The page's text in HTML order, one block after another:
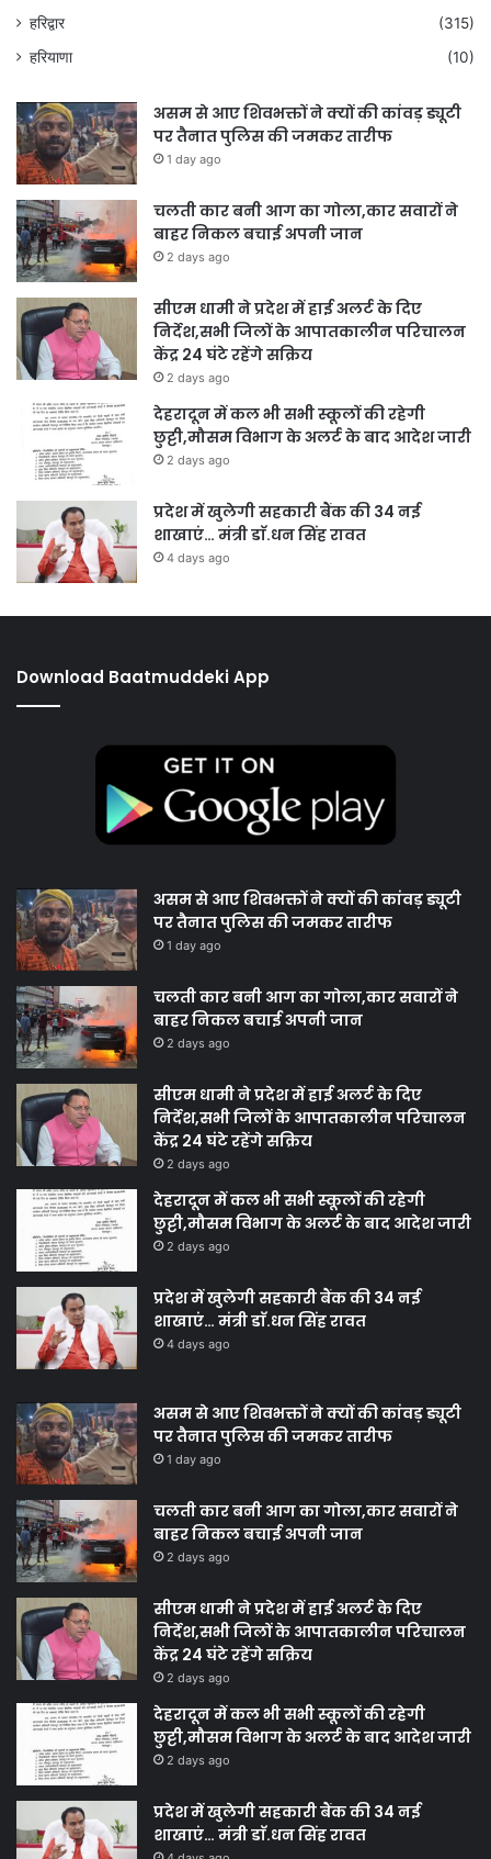
हरिद्वार
(315)
हरियाणा
(10)
असम से आए शिवभक्तों ने क्यों की कांवड़ ड्यूटी
पर तैनात पुलिस की जमकर तारीफ
1 day ago
चलती कार बनी आग का गोला,कार सवारों ने
बाहर निकल बचाई अपनी जान
2 days ago
सीएम धामी ने प्रदेश में हाई अलर्ट के दिए
निर्देश,सभी जिलों के आपातकालीन परिचालन
केंद्र 24 घंटे रहेंगे सक्रिय
2 days ago
देहरादून में कल भी सभी स्कूलों की रहेगी
छुट्टी,मौसम विभाग के अलर्ट के बाद आदेश जारी
2 days ago
प्रदेश में खुलेगी सहकारी बैंक की 34 नई
शाखाएं… मंत्री डाॅ.धन सिंह रावत
4 days ago
Download Baatmuddeki App
असम से आए शिवभक्तों ने क्यों की कांवड़ ड्यूटी
पर तैनात पुलिस की जमकर तारीफ
1 day ago
चलती कार बनी आग का गोला,कार सवारों ने
बाहर निकल बचाई अपनी जान
2 days ago
सीएम धामी ने प्रदेश में हाई अलर्ट के दिए
निर्देश,सभी जिलों के आपातकालीन परिचालन
केंद्र 24 घंटे रहेंगे सक्रिय
2 days ago
देहरादून में कल भी सभी स्कूलों की रहेगी
छुट्टी,मौसम विभाग के अलर्ट के बाद आदेश जारी
2 days ago
प्रदेश में खुलेगी सहकारी बैंक की 34 नई
शाखाएं… मंत्री डाॅ.धन सिंह रावत
4 days ago
असम से आए शिवभक्तों ने क्यों की कांवड़ ड्यूटी
पर तैनात पुलिस की जमकर तारीफ
1 day ago
चलती कार बनी आग का गोला,कार सवारों ने
बाहर निकल बचाई अपनी जान
2 days ago
सीएम धामी ने प्रदेश में हाई अलर्ट के दिए
निर्देश,सभी जिलों के आपातकालीन परिचालन
केंद्र 24 घंटे रहेंगे सक्रिय
2 days ago
देहरादून में कल भी सभी स्कूलों की रहेगी
छुट्टी,मौसम विभाग के अलर्ट के बाद आदेश जारी
2 days ago
प्रदेश में खुलेगी सहकारी बैंक की 34 नई
शाखाएं… मंत्री डाॅ.धन सिंह रावत